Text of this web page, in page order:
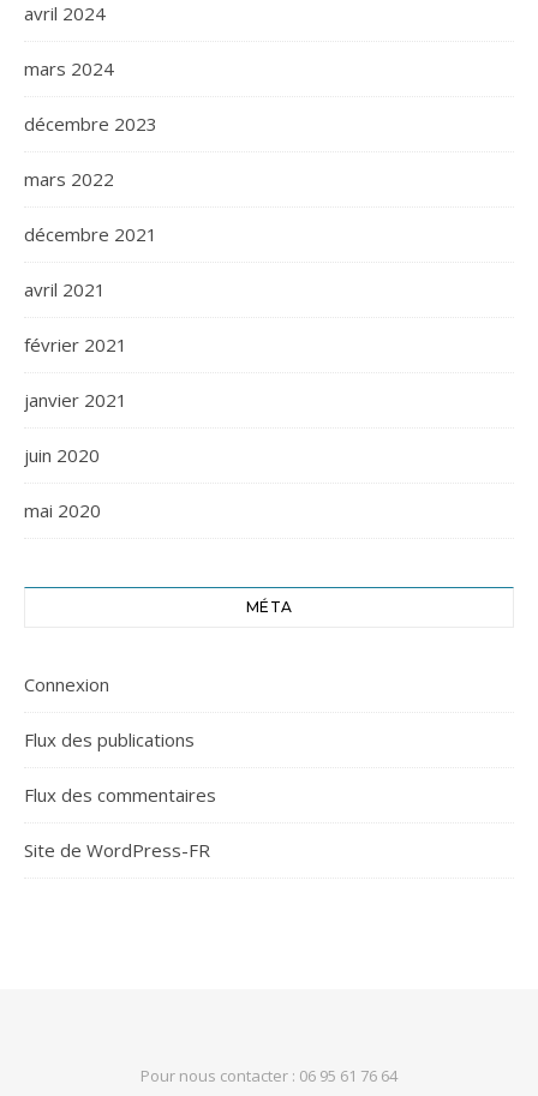
avril 2024
mars 2024
décembre 2023
mars 2022
décembre 2021
avril 2021
février 2021
janvier 2021
juin 2020
mai 2020
MÉTA
Connexion
Flux des publications
Flux des commentaires
Site de WordPress-FR
Pour nous contacter : 06 95 61 76 64